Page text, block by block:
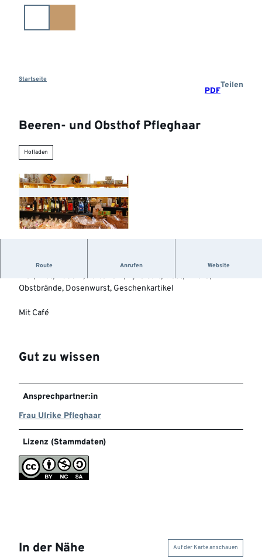
Startseite
PDF
Teilen
Beeren- und Obsthof Pfleghaar
Hofladen
Route Anrufen Website
Angebot: Beeren, Obst, Salat, Gemüse, Marmelade, Honig,
Eier, Brot, Nudeln, Kartoffeln, Apfelsaft, Most, Liköre,
Obstbrände, Dosenwurst, Geschenkartikel
Mit Café
Gut zu wissen
Ansprechpartner:in
Frau Ulrike Pfleghaar
Lizenz (Stammdaten)
In der Nähe Auf der Karte anschauen